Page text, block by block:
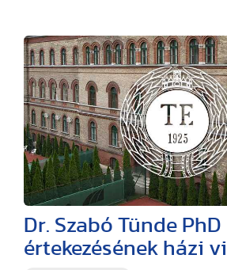
Dr. Szabó Tünde PhD
értekezésének házi